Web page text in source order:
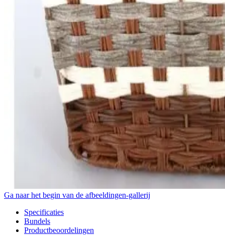
Ga naar het begin van de afbeeldingen-gallerij
Specificaties
Bundels
Productbeoordelingen